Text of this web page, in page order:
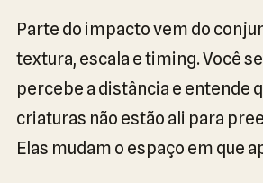
Parte do impacto vem do
textura, escala e timing. Você
percebe a distância e entende
criaturas não estão ali para
Elas mudam o espaço em que